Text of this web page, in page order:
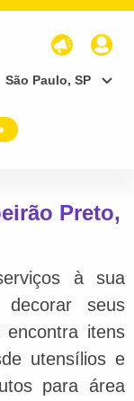
São Paulo, SP
Preto,
à sua
seus
encontra itens
utensílios e
para área